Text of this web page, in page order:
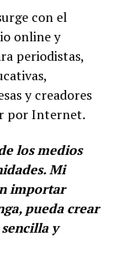
con el
online y
periodistas,
y creadores
por Internet.
los medios
Mi
importar
pueda crear
y